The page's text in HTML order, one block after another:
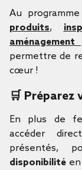
Au
produits,
aménagement
permettre de
cœur !
🛒 Préparez
En plus de
accéder
présentés,
disponibilité